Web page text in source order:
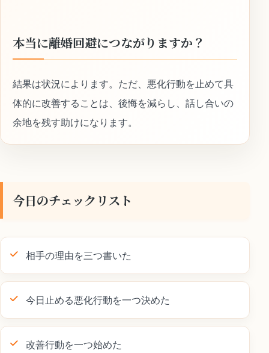
本当に離婚回避につながりますか？
結果は状況によります。ただ、悪化行動を止めて具
体的に改善することは、後悔を減らし、話し合いの
余地を残す助けになります。
今日のチェックリスト
相手の理由を三つ書いた
今日止める悪化行動を一つ決めた
改善行動を一つ始めた